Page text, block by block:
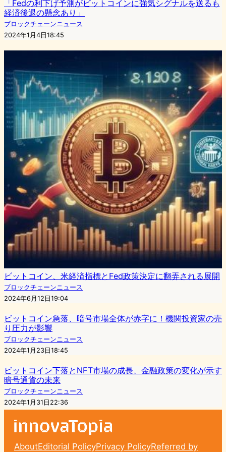
「Fedの利下げ予測がビットコインに強気シグナルを送るも
経済後退の懸念あり」
ブロックチェーンニュース
2024年1月4日18:45
ビットコイン、米経済指標とFed政策決定に翻弄される展開
ブロックチェーンニュース
2024年6月12日19:04
ビットコイン急落、暗号市場全体が赤字に！機関投資家の売
り圧力が影響
ブロックチェーンニュース
2024年1月23日18:45
ビットコイン下落とNFT市場の成長、金融政策の変化が示す
暗号通貨の未来
ブロックチェーンニュース
2024年1月31日22:36
AboutEditorial PolicyPrivacy PolicyReferred by